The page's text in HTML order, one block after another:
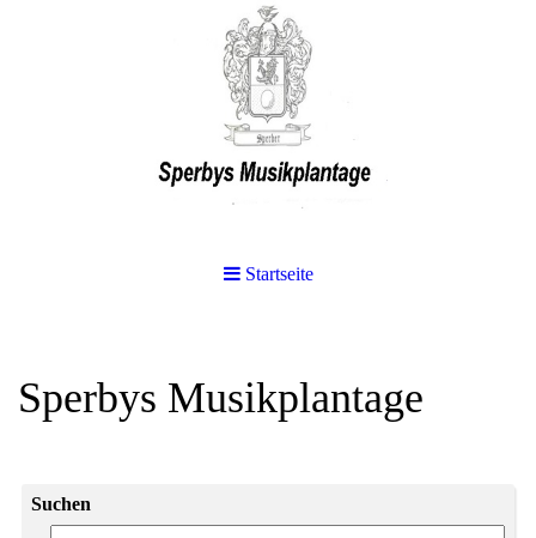
Startseite
Sperbys Musikplantage
Suchen